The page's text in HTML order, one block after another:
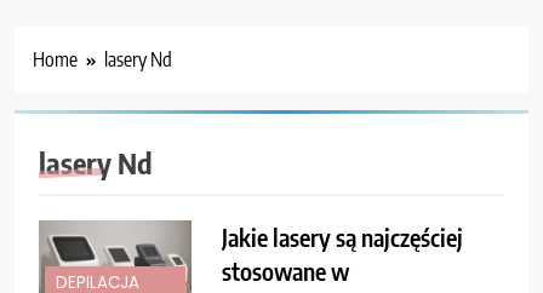
Home lasery Nd
lasery Nd
DEPILACJA
Jakie lasery są najczęściej
stosowane w